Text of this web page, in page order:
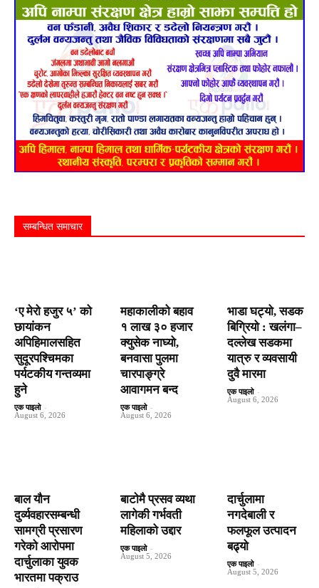
सम्बन्धित समाचार
‘ए मेरो हजुर ५’ को
छायांकन
अपिहिमालसहित
सुदूरपश्चिमका
पर्यटकीय गन्तव्यमा
हुने
एक पाइलो -
August 6, 2026
महाकालीको बहाव
१ लाख ३० हजार
क्युसेक नाघ्यो,
बनवासा पुलमा
चारपाङ्ग्रे
आवागमन बन्द
एक पाइलो -
August 6, 2026
भाडा घट्यो, सडक
बिग्रियो : खलंगा–
दल्लेख सडकमा
यात्रु र व्यवसायी
दुवै मारमा
एक पाइलो -
August 6, 2026
बाल यौन
दुर्व्यवहारसम्बन्धी
सामग्री प्रसारण
गरेको आरोपमा
दार्चुलाका युवक
भारतमा पक्राउ
बाटाेमै प्रसव व्यथा
लागेकी गर्भवती
महिलाको उद्दार
एक पाइलो -
August 5, 2026
दार्चुलामा
नगदेबाली र
फलफूल उत्पादन
बढ्यो
एक पाइलो -
August 5, 2026